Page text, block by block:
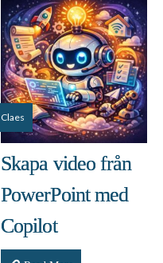
Claes
Skapa video från
PowerPoint med
Copilot